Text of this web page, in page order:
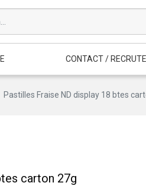
CONTACT /
Pastilles Fraise ND display 18 btes
carton 27g